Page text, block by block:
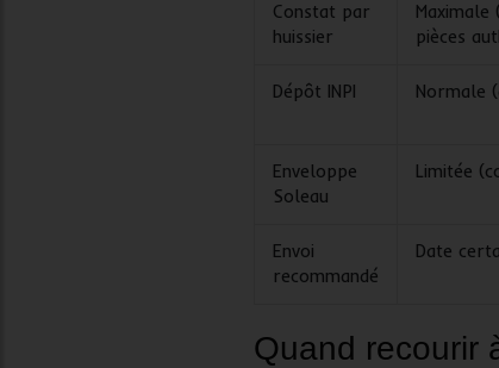
Constat par
huissier
pièces
Dépôt INPI Normale
Enveloppe
Soleau
Limitée
Envoi
recommandé
Date
Quand recourir